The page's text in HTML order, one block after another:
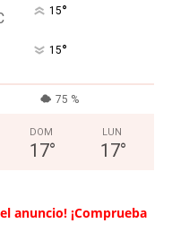
15°
15°
75 %
DOM
17°
LUN
17°
anuncio! ¡Comprueba